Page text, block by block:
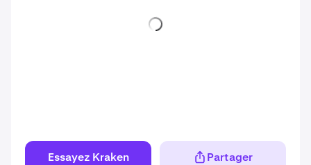
Essayez Kraken Partager